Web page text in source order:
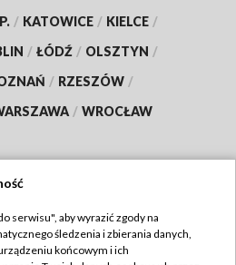
/ KATOWICE / KIELCE /
/ ŁÓDŹ / OLSZTYN /
/ RZESZÓW /
/ WROCŁAW
TVP
serwisu", aby wyrazić zgody na
śledzenia i zbierania danych,
końcowym i ich